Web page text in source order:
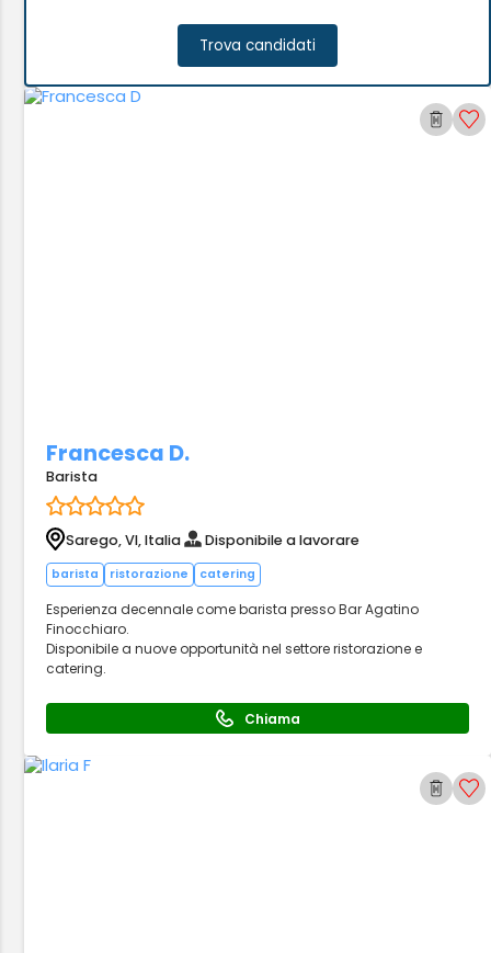
Trova candidati
Francesca D.
Barista
Sarego, VI, Italia Disponibile a lavorare
barista ristorazione catering
Esperienza decennale come barista presso Bar Agatino
Finocchiaro.
Disponibile a nuove opportunità nel settore ristorazione e
catering.
Chiama